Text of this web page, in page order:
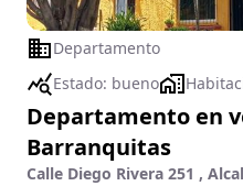
Departamento
Estado: bueno
Departamento en
Barranquitas